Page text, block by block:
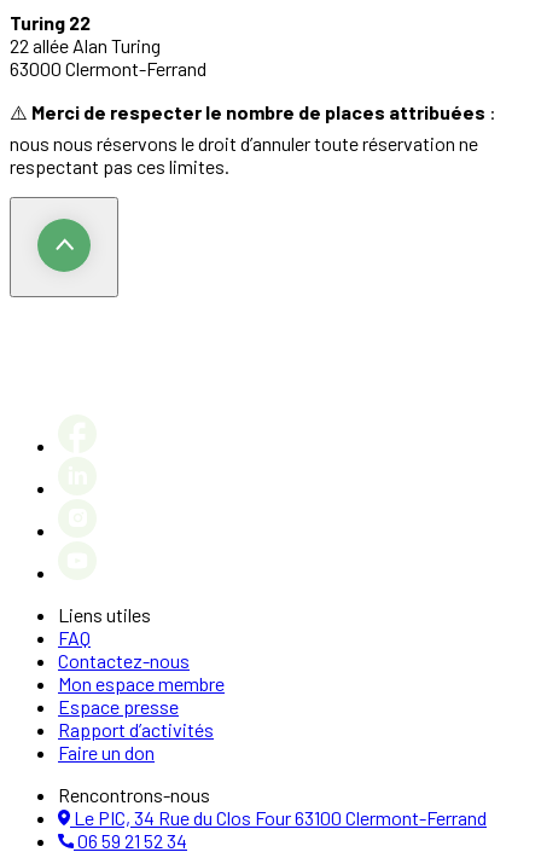
Turing 22
22 allée Alan Turing
63000 Clermont-Ferrand
⚠️ Merci de respecter le nombre de places attribuées :
nous nous réservons le droit d’annuler toute réservation ne
respectant pas ces limites.
Liens utiles
FAQ
Contactez-nous
Mon espace membre
Espace presse
Rapport d’activités
Faire un don
Rencontrons-nous
Le PIC, 34 Rue du Clos Four 63100 Clermont-Ferrand
06 59 21 52 34